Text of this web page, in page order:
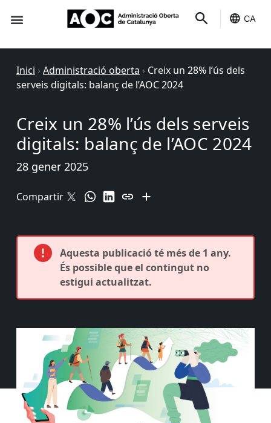
CA
Inici › Administració oberta › Creix un 28% l’ús dels
serveis digitals: balanç de l’AOC 2024
Creix un 28% l’ús dels serveis
digitals: balanç de l’AOC 2024
28 gener 2025
Compartir
Aquesta publicació té més de 1 any.
És possible que el contingut no
estigui actualitzat.